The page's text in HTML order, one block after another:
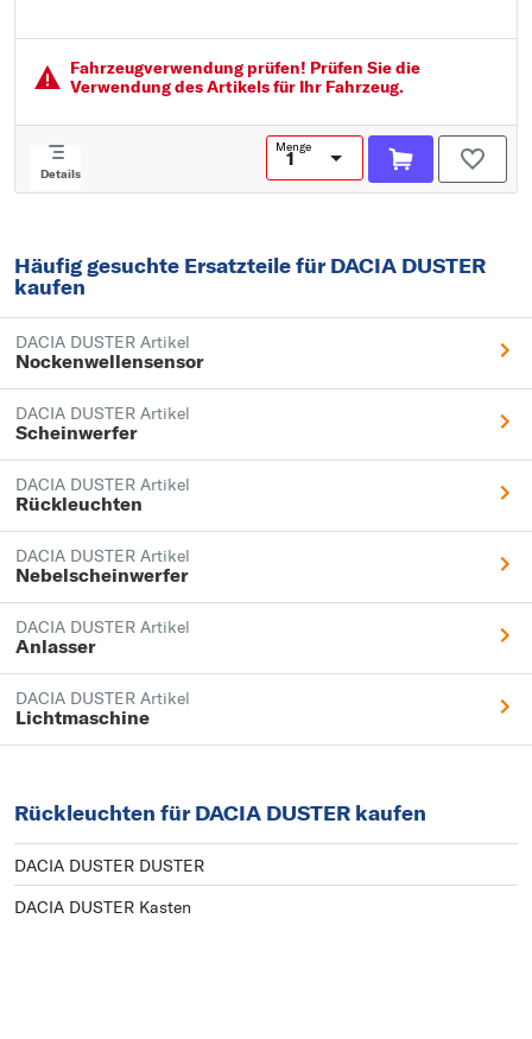
Fahrzeugver­wendung prüfen! Prüfen Sie die
Verwendung des Artikels für Ihr Fahrzeug.
Details
Menge
Häufig gesuchte Ersatzteile für DACIA DUSTER
kaufen
DACIA DUSTER Artikel
Nockenwellensensor
DACIA DUSTER Artikel
Scheinwerfer
DACIA DUSTER Artikel
Rückleuchten
DACIA DUSTER Artikel
Nebelscheinwerfer
DACIA DUSTER Artikel
Anlasser
DACIA DUSTER Artikel
Lichtmaschine
Rückleuchten für DACIA DUSTER kaufen
DACIA DUSTER DUSTER
DACIA DUSTER Kasten